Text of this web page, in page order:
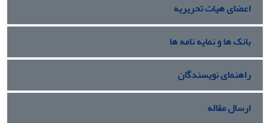
اعضای هیات تحریریه
بانک ها و نمایه نامه ها
راهنمای نویسندگان
ارسال مقاله